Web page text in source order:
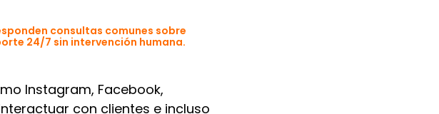
consultas comunes sobre
24/7 sin intervención humana.
Instagram, Facebook,
con clientes e incluso